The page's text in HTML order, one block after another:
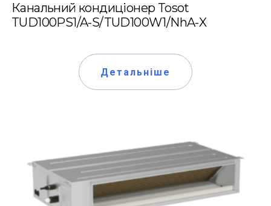
Канальний кондиціонер Tosot
TUD100PS1/A-S/TUD100W1/NhA-X
Детальніше